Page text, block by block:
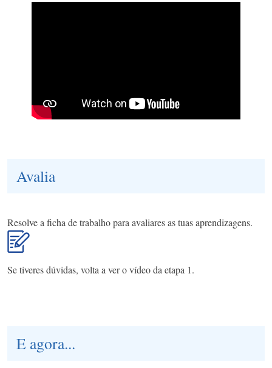
Avalia
Resolve a ficha de trabalho para avaliares as tuas aprendizagens.
Se tiveres dúvidas, volta a ver o vídeo da etapa 1.
E agora...